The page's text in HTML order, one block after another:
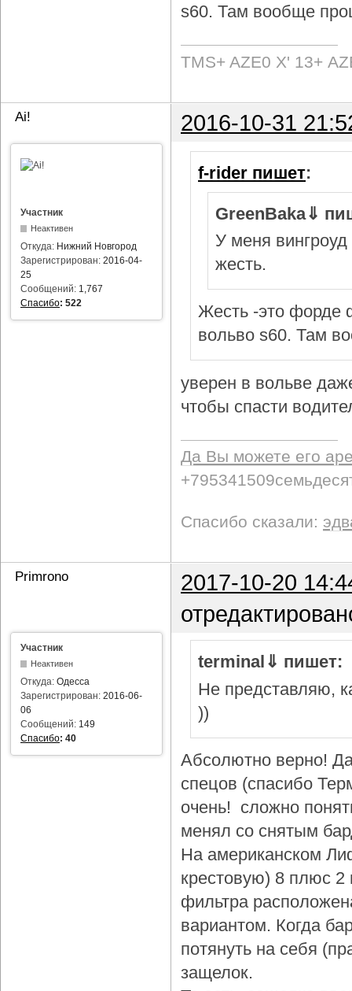
s60. Там вообще
TMS+ AZE0 Х' 13+
Ai! 2016-10-31
Участник
Неактивен
Откуда: Нижний Новгород
Зарегистрирован: 2016-04-
25
Сообщений: 1,767
Спасибо: 522
f-rider пишет:
GreenBaka⇓
У меня вингроуд
жесть.
Жесть -это форде
вольво s60. Там
уверен в вольве
чтобы спасти
Да Вы можете его
Спасибо сказали:
Primrono
2017-10-20
Участник
Неактивен
Откуда: Одесса
Зарегистрирован: 2016-06-
06
Сообщений: 149
Спасибо: 40
terminal⇓ пишет:
Не представляю,
))
Абсолютно верно!
спецов (спасибо
очень! сложно
менял со снятым
На американском
крестовую) 8 плюс 2
фильтра
вариантом. Когда
потянуть на себя
защелок.